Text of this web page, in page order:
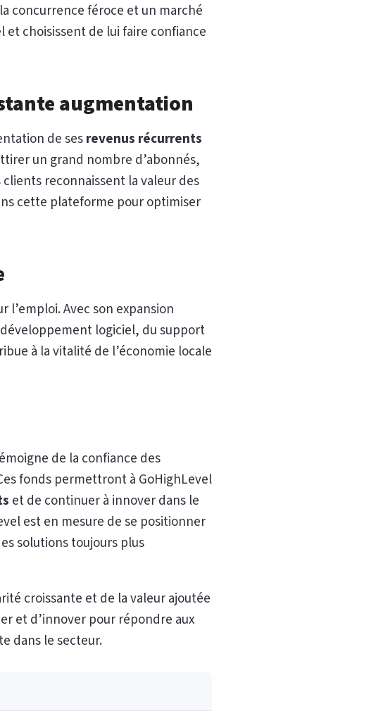
concurrence féroce et un marché
et choisissent de lui faire confiance
augmentation
de sesrevenus récurrents
un grand nombre d’abonnés,
reconnaissent la valeur des
cette plateforme pour optimiser
l’emploi. Avec son expansion
logiciel, du support
à la vitalité de l’économie locale
de la confiance des
fonds permettront à GoHighLevel
et de continuer à innover dans le
est en mesure de se positionner
solutions toujours plus
croissante et de la valeur ajoutée
et d’innover pour répondre aux
dans le secteur.